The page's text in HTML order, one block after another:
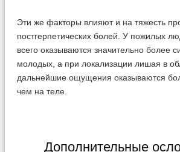
Эти же факторы влияют и на тяжесть
постгерпетических болей. У пожилых
всего оказываются значительно более
молодых, а при локализации лишая в
дальнейшие ощущения оказываются
чем на теле.
Дополнительные